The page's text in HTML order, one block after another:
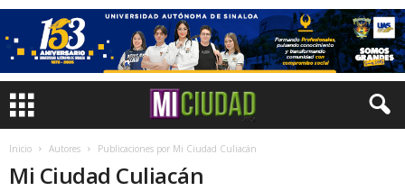
Inicio Autores Publicaciones por Mi Ciudad Culiacán
Mi Ciudad Culiacán